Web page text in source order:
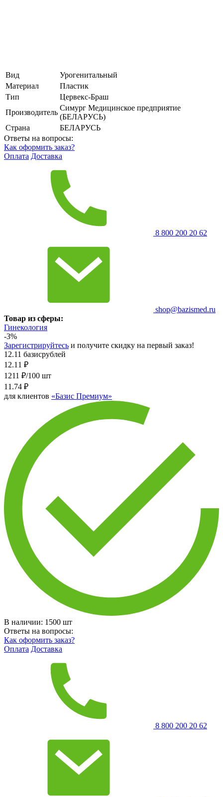
Вид
Урогенитальный
Материал
Пластик
Тип
Цервекс-Браш
Производитель
Симург Медицинское предприятие
(БЕЛАРУСЬ)
Страна
БЕЛАРУСЬ
Ответы на вопросы:
Как оформить заказ?
Оплата Доставка
8 800 200 20 62
shop@bazismed.ru
Товар из сферы:
Гинекология
-3%
Зарегистрируйтесь и получите скидку на первый заказ!
12.11 базисрублей
12.11 ₽
1211 ₽/100 шт
11.74 ₽
для клиентов «Базис Премиум»
В наличии: 1500 шт
Ответы на вопросы:
Как оформить заказ?
Оплата Доставка
8 800 200 20 62